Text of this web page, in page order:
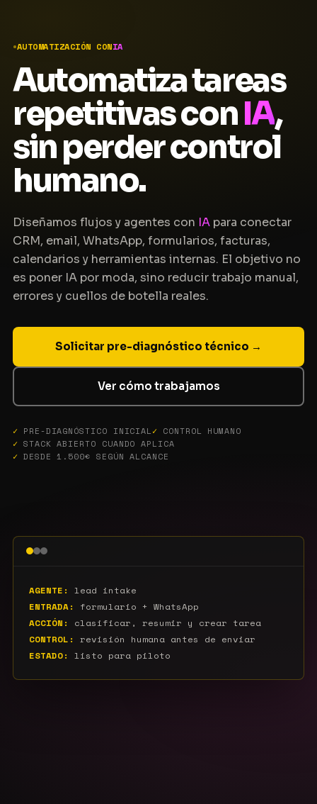
AUTOMATIZACIÓN CONIA
Automatiza tareas
repetitivas conIA,
sin perder control
humano.
Diseñamos flujos y agentes con IA para conectar
CRM, email, WhatsApp, formularios, facturas,
calendarios y herramientas internas. El objetivo no
es poner IA por moda, sino reducir trabajo manual,
errores y cuellos de botella reales.
Solicitar pre-diagnóstico técnico →
Ver cómo trabajamos
PRE-DIAGNÓSTICO INICIAL
CONTROL HUMANO
STACK ABIERTO CUANDO APLICA
DESDE 1.500€ SEGÚN ALCANCE
AGENTE: lead intake
ENTRADA:
formulario + WhatsApp
ACCIÓN:
clasificar, resumir y crear tarea
CONTROL: revisión humana antes de enviar
ESTADO: listo para piloto